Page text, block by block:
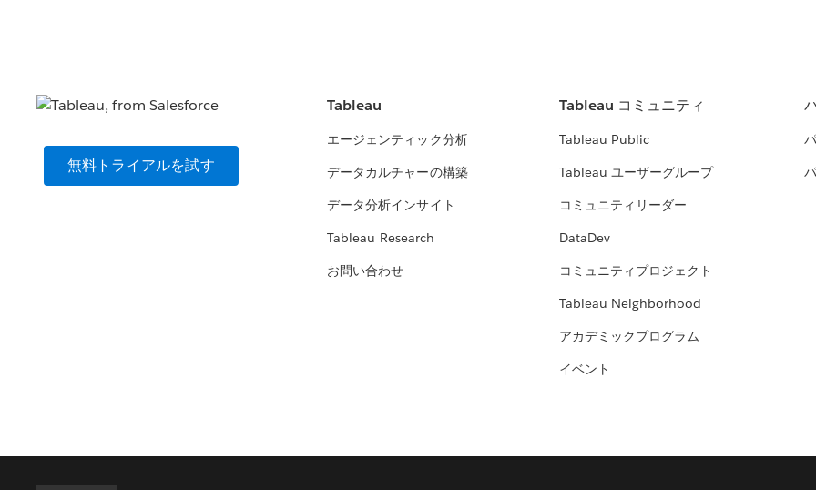
無料トライアルを試す
Tableau
エージェンティック分析
データカルチャーの構築
データ分析インサイト
Tableau Research
お問い合わせ
Tableau コミュニティ
Tableau Public
Tableau ユーザーグループ
コミュニティリーダー
DataDev
コミュニティプロジェクト
Tableau Neighborhood
アカデミックプログラム
イベント